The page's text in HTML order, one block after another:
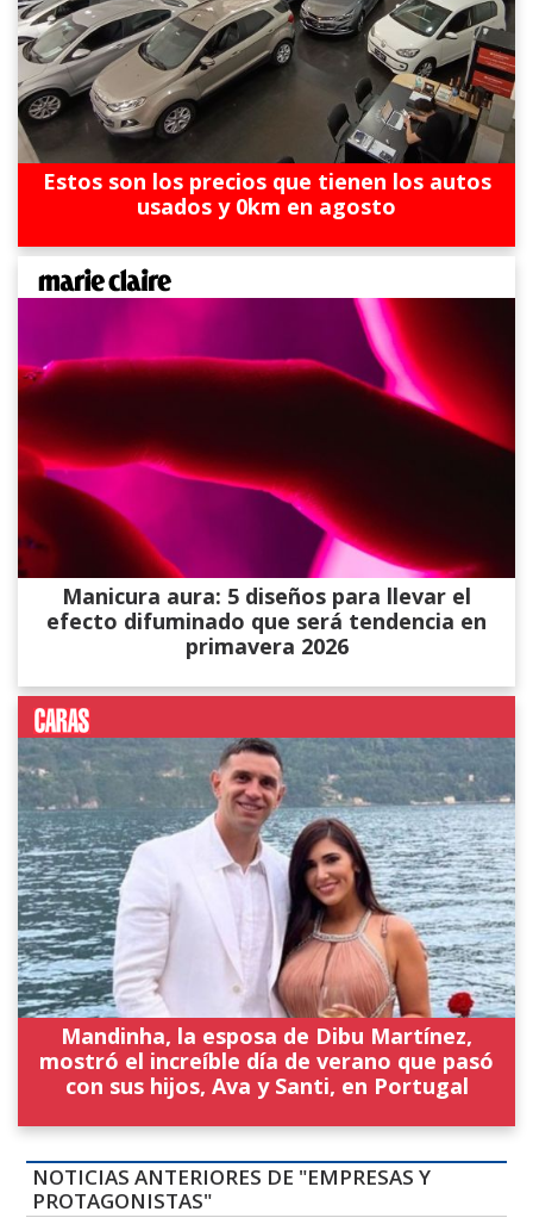
Estos son los precios que tienen los autos
usados y 0km en agosto
Manicura aura: 5 diseños para llevar el
efecto difuminado que será tendencia en
primavera 2026
Mandinha, la esposa de Dibu Martínez,
mostró el increíble día de verano que pasó
con sus hijos, Ava y Santi, en Portugal
NOTICIAS ANTERIORES DE "EMPRESAS Y
PROTAGONISTAS"